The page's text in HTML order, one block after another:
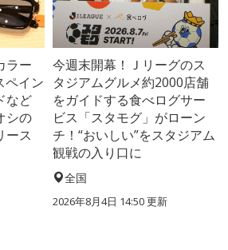
ラー
ペイン
など
シの
ース
今週末開幕！Ｊリーグのス
タジアムグルメ約2000店舗
をガイドする食べログサー
ビス「スタモグ」がローン
チ！“おいしい”をスタジアム
観戦の入り口に
全国
2026年8月4日 14:50更新